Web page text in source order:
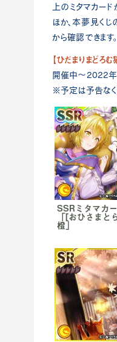
上のミタマカー
ほか、本夢見く
から確認できます。
【ひだまりまどろ
開催中～2022年
※予定は予告なく
SSRミタマカ
「[おひさま
橙」